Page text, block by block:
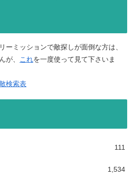
ーミッションで敵探しが面倒な方は、
が、
これを一度使って見て下さいま
検索表
111
1,534